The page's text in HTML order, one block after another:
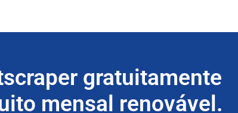
gratuitamente
mensal renovável.